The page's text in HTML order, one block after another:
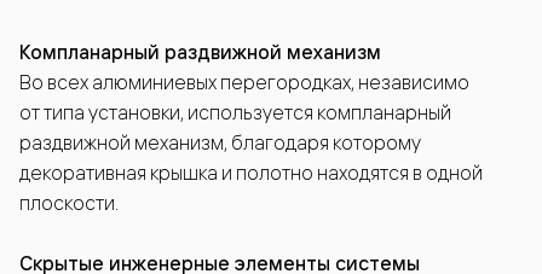
Компланарный раздвижной механизм
Во всех алюминиевых перегородках, независимо
от типа установки, используется компланарный
раздвижной механизм, благодаря которому
декоративная крышка и полотно находятся в одной
плоскости.
Скрытые инженерные элементы системы